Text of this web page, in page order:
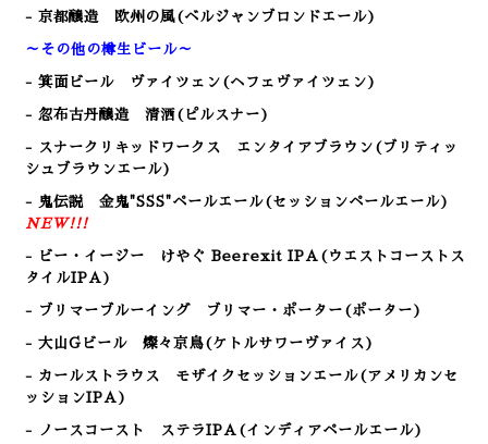
- 京都醸造 欧州の風(ベルジャンブロンドエール)
～その他の樽生ビール～
- 箕面ビール ヴァイツェン(ヘフェヴァイツェン)
- 忽布古丹醸造 清洒(ピルスナー)
- スナークリキッドワークス エンタイアブラウン(ブリティッ
シュブラウンエール)
- 鬼伝説 金鬼"SSS"ペールエール(セッションペールエール)
NEW!!!
- ビー・イージー けやぐ Beerexit IPA(ウエストコーストス
タイルIPA)
- ブリマーブルーイング ブリマー・ポーター(ポーター)
- 大山Gビール 燦々京鳥(ケトルサワーヴァイス)
- カールストラウス モザイクセッションエール(アメリカンセ
ッションIPA)
- ノースコースト ステラIPA(インディアペールエール)